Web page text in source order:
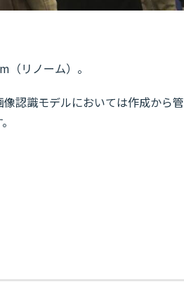
（リノーム）。
認識モデルにおいては作成から管